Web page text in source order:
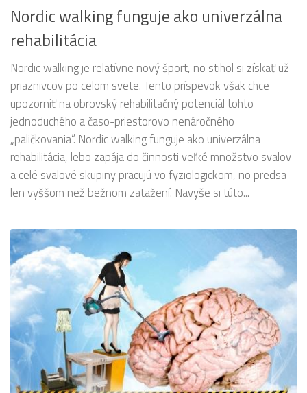
Nordic walking funguje ako univerzálna
rehabilitácia
Nordic walking je relatívne nový šport, no stihol si získať už
priaznivcov po celom svete. Tento príspevok však chce
upozorniť na obrovský rehabilitačný potenciál tohto
jednoduchého a časo-priestorovo nenáročného
„paličkovania“. Nordic walking funguje ako univerzálna
rehabilitácia, lebo zapája do činnosti veľké množstvo svalov
a celé svalové skupiny pracujú vo fyziologickom, no predsa
len vyššom než bežnom zatažení. Navyše si túto...